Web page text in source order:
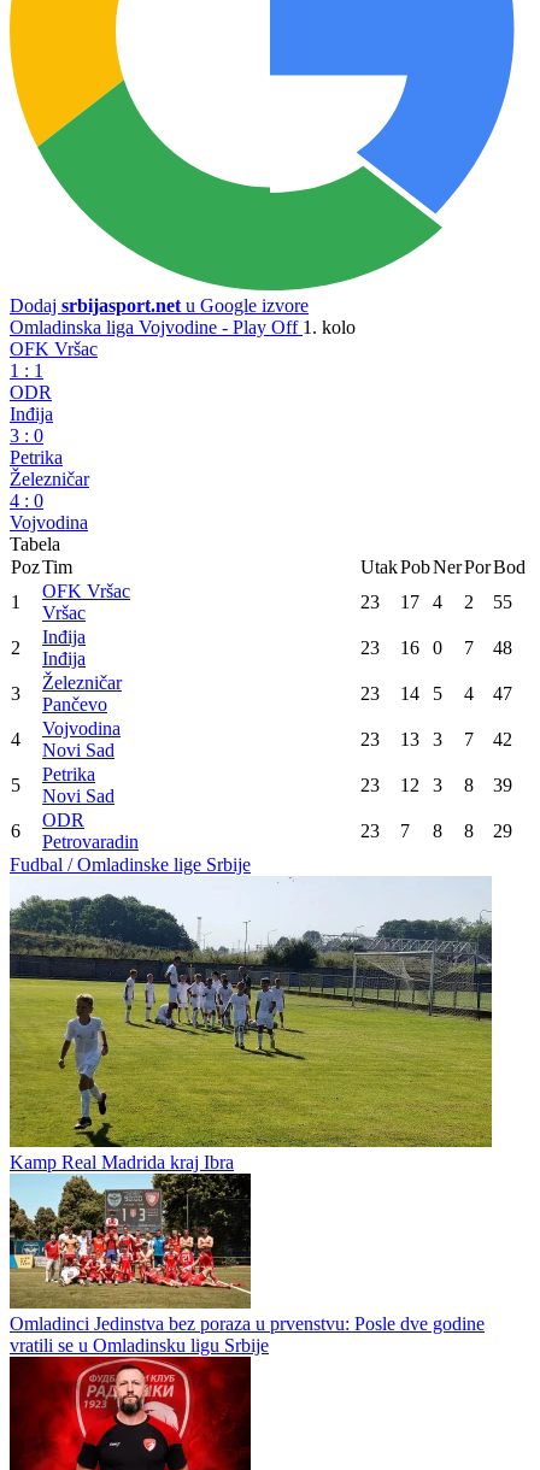
Dodaj srbijasport.net u Google izvore
Omladinska liga Vojvodine - Play Off 1. kolo
OFK Vršac
1 : 1
ODR
Inđija
3 : 0
Petrika
Železničar
4 : 0
Vojvodina
Tabela
PozTim UtakPobNerPorBod
1
OFK Vršac
Vršac
23 17 4 2 55
2
Inđija
Inđija
23 16 0 7 48
3
Železničar
Pančevo
23 14 5 4 47
4
Vojvodina
Novi Sad
23 13 3 7 42
5
Petrika
Novi Sad
23 12 3 8 39
6
ODR
Petrovaradin
23 7 8 8
29
Fudbal / Omladinske lige Srbije
Kamp Real Madrida kraj Ibra
Omladinci Jedinstva bez poraza u prvenstvu: Posle dve godine
vratili se u Omladinsku ligu Srbije